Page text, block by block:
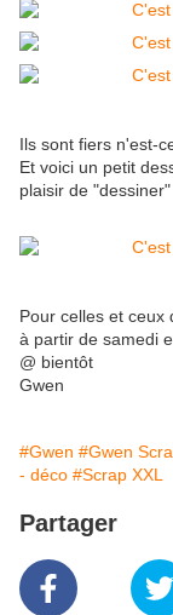
Ils sont fiers n'est-
Et voici un petit
plaisir de
Pour celles et ceux
à partir de samedi
@ bientôt
Gwen
#Gwen #Gwen
- déco #Scrap XXL
Partager